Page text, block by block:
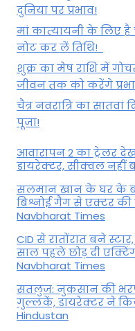
दुनिया पर प्रभाव!
मां कात्‍यायनी के लिए है
नोट कर लें तिथि!
शुक्र का मेष राशि में
जीवन तक को करेंगे
चैत्र नवरात्रि का सातवां
पूजा!
आवारापन 2 का ट्रेलर
डायरेक्टर, सीक्वल नहीं
सलमान खान के घर के
बिश्नोई गैंग से एक्टर की
Navbharat Times
CID से रातोंरात बने
साल पहले छोड़ दी
Navbharat Times
सतलुज: नुकसान की
गुल्लकें, डायरेक्टर ने
Hindustan